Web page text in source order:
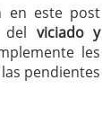
en este post
viciado y
les
pendientes